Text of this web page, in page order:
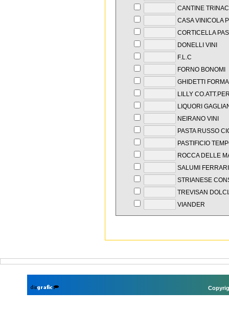
CANTINE
CASA VINICOLA
CORTICELLA
DONELLI VINI
F.L.C
FORNO BONOMI
GHIDETTI
LILLY
LIQUORI
NEIRANO VINI
PASTA RUSSO
PASTIFICIO
ROCCA DELLE
SALUMI FERRARI
STRIANESE
TREVISAN
VIANDER